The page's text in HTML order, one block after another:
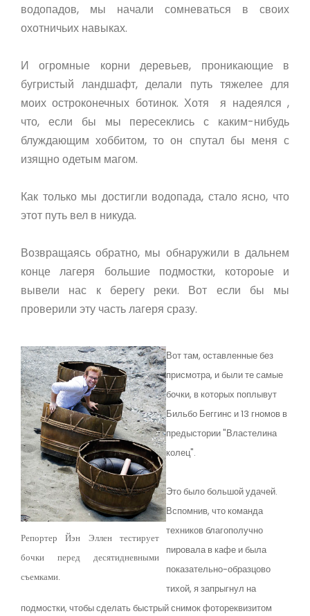
водопадов, мы начали сомневаться в своих
охотничьих навыках.
И огромные корни деревьев, проникающие в
бугристый ландшафт, делали путь тяжелее для
моих остроконечных ботинок. Хотя я надеялся ,
что, если бы мы пересеклись с каким-нибудь
блуждающим хоббитом, то он спутал бы меня с
изящно одетым магом.
Как только мы достигли водопада, стало ясно, что
этот путь вел в никуда.
Возвращаясь обратно, мы обнаружили в дальнем
конце лагеря большие подмостки, котороые и
вывели нас к берегу реки. Вот если бы мы
проверили эту часть лагеря сразу.
Репортер Йэн Эллен тестирует
бочки перед десятидневными
съемками.
Вот там, оставленные без
присмотра, и были те самые
бочки, в которых поплывут
Бильбо Беггинс и 13 гномов в
предыстории "Властелина
колец".
Это было большой удачей.
Вспомнив, что команда
техников благополучно
пировала в кафе и была
показательно-образцово
тихой, я запрыгнул на
подмостки, чтобы сделать быстрый снимок фотореквизитом